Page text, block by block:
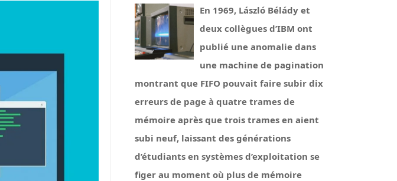
En 1969, László Bélády et
deux collègues d’IBM ont
publié une anomalie dans
une machine de pagination
montrant que FIFO pouvait faire subir dix
erreurs de page à quatre trames de
mémoire après que trois trames en aient
subi neuf, laissant des générations
d’étudiants en systèmes d’exploitation se
figer au moment où plus de mémoire